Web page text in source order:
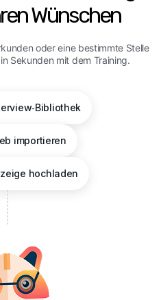
Wünschen
oder eine bestimmte Stelle
Sekunden mit dem Training.
importieren
hochladen